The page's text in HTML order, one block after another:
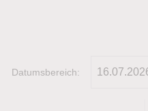
Datumsbereich: